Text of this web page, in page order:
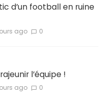
d’un football en ruine
ago 0
l’équipe !
ago 0